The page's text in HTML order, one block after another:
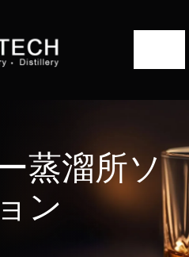
ビ
ゲ
ー
シ
蒸溜所ソ
ン